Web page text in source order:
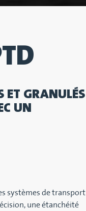
ET GRANULÉS
UN
systèmes de transport
une étanchéité